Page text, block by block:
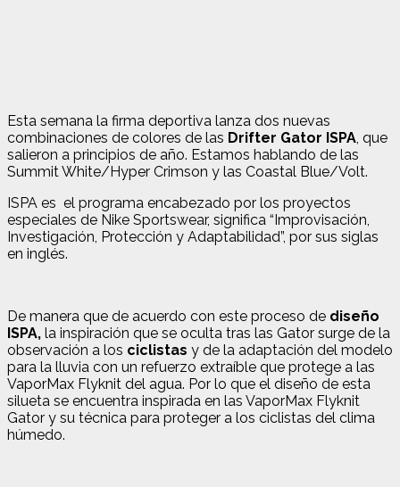
Esta semana la firma deportiva lanza dos nuevas
combinaciones de colores de las Drifter Gator ISPA, que
salieron a principios de año. Estamos hablando de las
Summit White/Hyper Crimson y las Coastal Blue/Volt.
ISPA es el programa encabezado por los proyectos
especiales de Nike Sportswear, significa “Improvisación,
Investigación, Protección y Adaptabilidad”, por sus siglas
en inglés.
De manera que de acuerdo con este proceso de diseño
ISPA, la inspiración que se oculta tras las Gator surge de la
observación a los ciclistas y de la adaptación del modelo
para la lluvia con un refuerzo extraíble que protege a las
VaporMax Flyknit del agua. Por lo que el diseño de esta
silueta se encuentra inspirada en las VaporMax Flyknit
Gator y su técnica para proteger a los ciclistas del clima
húmedo.